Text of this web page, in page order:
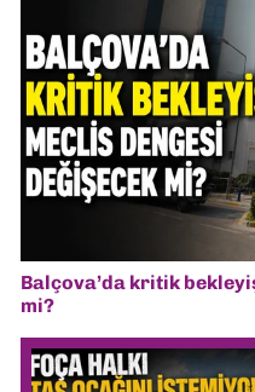
Balçova’da kritik
mi?